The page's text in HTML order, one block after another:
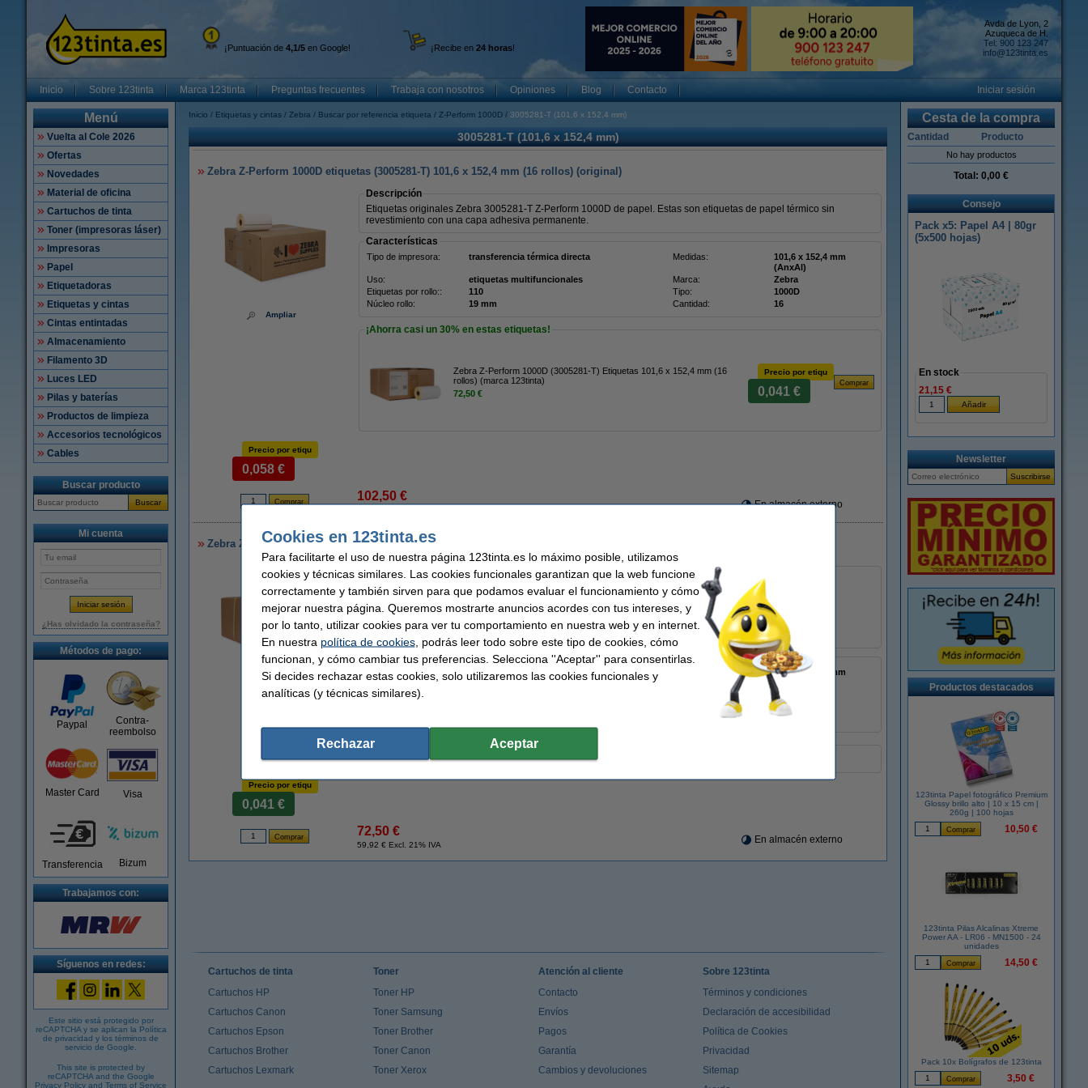
¡Puntuación de 4,1/5 en Google! ¡Recibe en 24 horas!
Avda de Lyon, 2
Azuqueca de H.
Tel: 900 123 247
info@123tinta.es
Inicio Sobre 123tinta Marca 123tinta Preguntas frecuentes Trabaja con nosotros Opiniones Blog Contacto Iniciar sesión
Menú
Vuelta al Cole 2026
Ofertas
Novedades
Material de oficina
Cartuchos de tinta
Toner (impresoras láser)
Impresoras
Papel
Etiquetadoras
Etiquetas y cintas
Cintas entintadas
Almacenamiento
Filamento 3D
Luces LED
Pilas y baterías
Productos de limpieza
Accesorios tecnológicos
Cables
Buscar producto
Buscar
Mi cuenta
¿Has olvidado la contraseña?
Métodos de pago:
Paypal
Contra-
reembolso
Master Card Visa
Transferencia Bizum
Trabajamos con:
Síguenos en redes:
Este sitio está protegido por
reCAPTCHA y se aplican la Política
de privacidad y los términos de
servicio de Google
This site is protected by
reCAPTCHA and the Google
Privacy Policy and Terms of Service
Inicio Etiquetas y cintas Zebra Buscar por referencia etiqueta Z-Perform 1000D 3005281-T (101,6 x 152,4 mm)
3005281-T (101,6 x 152,4 mm)
Zebra Z-Perform 1000D etiquetas (3005281-T) 101,6 x 152,4 mm (16 rollos) (original)
Ampliar
Descripción
Etiquetas originales Zebra 3005281-T Z-Perform 1000D de papel. Estas son etiquetas de papel térmico sin
revestimiento con una capa adhesiva permanente.
Características
Tipo de impresora: transferencia térmica directa Medidas:
101,6 x 152,4 mm
(AnxAl)
Uso:
etiquetas multifuncionales Marca:
Zebra
Etiquetas por rollo::
110 Tipo:
1000D
Núcleo rollo:
19 mm Cantidad: 16
¡Ahorra casi un 30% en estas etiquetas!
Zebra Z-Perform 1000D (3005281-T) Etiquetas 101,6 x 152,4 mm (16
rollos) (marca 123tinta)
72,50 €
Precio por etiqu
0,041 €
Precio por etiqu
0,058 €
102,50 €
En almacén externo
Zebra Z-Perform 1000D (3005281-T) Etiquetas 101,6 x 152,4 mm (16 rollos) (marca 123tinta)
¡Ahorra casi un30%en estas etiquetas!
Etiqueta Zebra 1000D compatible con la marca de 123tinta (3005281-T) 101,6 x 152,4 mm (16 rollos).
¡¡Notarás la diferencia!!
Este producto marca 123tinta incluye garantía del 100%. 1-2-3 ¡sin preocupaciones!
Características
Tipo de impresora: transferencia térmica directa
101,6 x 152,4 mm
(AnxAl)
Uso:
123tinta
1000D
16
Consejo
Le recomendamos que compre estas etiquetas en lugar de las etiquetas originales.
Precio por etiqu
0,041 €
72,50 €
59,92 € Excl. 21% IVA En almacén externo
Cesta de la compra
Cantidad Producto
No hay productos
Total: 0,00 €
Consejo
Pack x5: Papel A4 | 80gr
(5x500 hojas)
En stock
21,15 €
Newsletter
Productos destacados
123tinta Papel fotográfico Premium
Glossy brillo alto | 10 x 15 cm |
260g | 100 hojas
10,50 €
123tinta Pilas Alcalinas Xtreme
Power AA - LR06 - MN1500 - 24
unidades
14,50 €
Pack 10x Bolígrafos de 123tinta
3,50 €
Cartuchos de tinta
Cartuchos HP
Cartuchos Canon
Cartuchos Epson
Cartuchos Brother
Cartuchos Lexmark
Toner
Toner HP
Toner Samsung
Toner Brother
Toner Canon
Toner Xerox
Atención al cliente
Contacto
Envíos
Pagos
Garantía
Cambios y devoluciones
Sobre 123tinta
Términos y condiciones
Declaración de accesibilidad
Política de Cookies
Privacidad
Sitemap
Cookies en 123tinta.es
Para facilitarte el uso de nuestra página 123tinta.es lo máximo posible, utilizamos
cookies y técnicas similares. Las cookies funcionales garantizan que la web funcione
correctamente y también sirven para que podamos evaluar el funcionamiento y cómo
mejorar nuestra página. Queremos mostrarte anuncios acordes con tus intereses, y
por lo tanto, utilizar cookies para ver tu comportamiento en nuestra web y en internet.
En nuestra política de cookies, podrás leer todo sobre este tipo de cookies, cómo
funcionan, y cómo cambiar tus preferencias. Selecciona ''Aceptar'' para consentirlas.
Si decides rechazar estas cookies, solo utilizaremos las cookies funcionales y
analíticas (y técnicas similares).
Rechazar Aceptar